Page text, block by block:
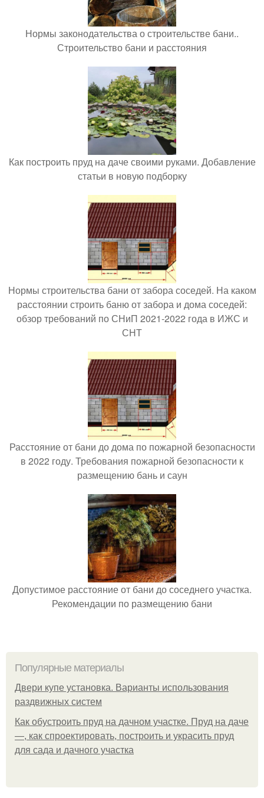
Нормы законодательства о строительстве бани..
Строительство бани и расстояния
Как построить пруд на даче своими руками. Добавление
статьи в новую подборку
Нормы строительства бани от забора соседей. На каком
расстоянии строить баню от забора и дома соседей:
обзор требований по СНиП 2021-2022 года в ИЖС и
СНТ
Расстояние от бани до дома по пожарной безопасности
в 2022 году. Требования пожарной безопасности к
размещению бань и саун
Допустимое расстояние от бани до соседнего участка.
Рекомендации по размещению бани
Популярные материалы
Двери купе установка. Варианты использования
раздвижных систем
Как обустроить пруд на дачном участке. Пруд на даче
—, как спроектировать, построить и украсить пруд
для сада и дачного участка